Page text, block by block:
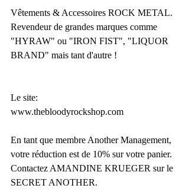
Vêtements & Accessoires ROCK METAL.
Revendeur de grandes marques comme
"HYRAW" ou "IRON FIST", "LIQUOR
BRAND" mais tant d'autre !
Le site:
www.thebloodyrockshop.com
En tant que membre Another Management,
votre réduction est de 10% sur votre panier.
Contactez AMANDINE KRUEGER sur le
SECRET ANOTHER.